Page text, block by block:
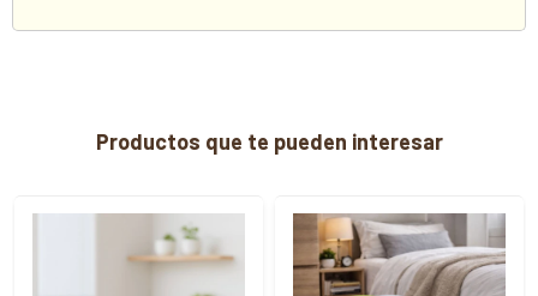
Productos que te pueden interesar